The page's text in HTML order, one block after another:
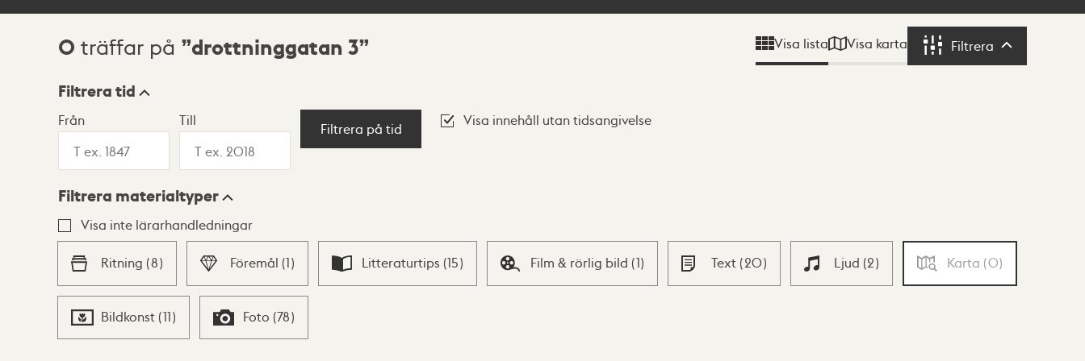
Sökresultat
0 träffar på drottninggatan 3 Visa lista Visa karta Filtrera Filtrera
Visningsläge
Lista Karta
Filtrera tid
Från Till
Filtrera på tid
Visa innehåll utan tidsangivelse
Filtrera materialtyper
Visa inte lärarhandledningar
Ritning (8) Föremål (1) Litteraturtips (15) Film & rörlig bild (1) Text (20) Ljud (2) Karta (0)
Bildkonst (11) Foto (78)